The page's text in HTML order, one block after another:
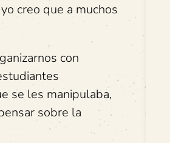
creo que a muchos
con
se les manipulaba,
sobre la